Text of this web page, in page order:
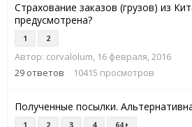
Страхование заказов (грузов) из
предусмотрена?
1 2
Автор: corvalolum, 16 февраля, 2016
29 ответов 10415 просмотров
Полученные посылки.
1 2 3 4 64